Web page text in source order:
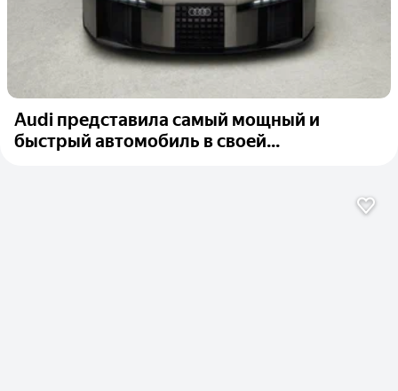
Audi представила самый мощный и
быстрый автомобиль в своей...